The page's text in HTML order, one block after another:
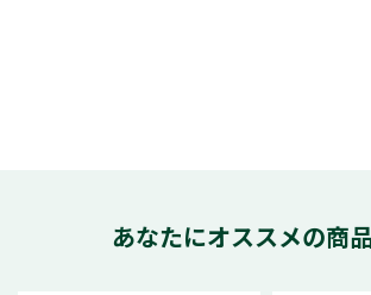
あなたにオススメの商